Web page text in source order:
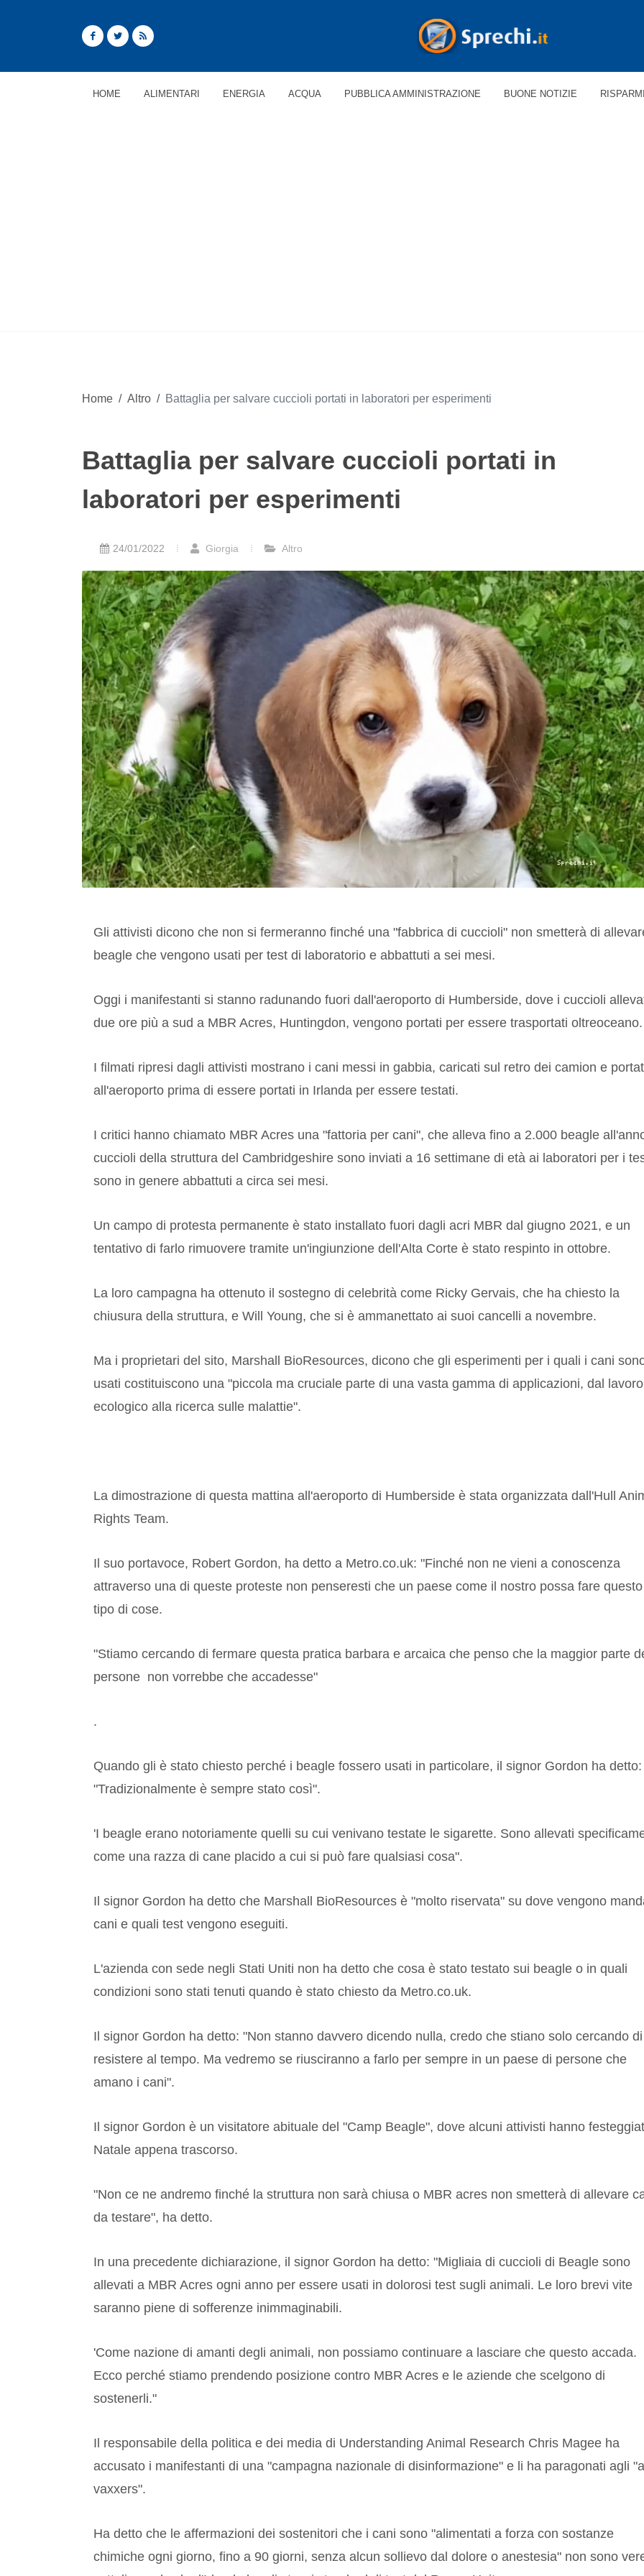
HOME ALIMENTARI ENERGIA ACQUA PUBBLICA AMMINISTRAZIONE BUONE NOTIZIE
Home / Altro / Battaglia per salvare cuccioli portati in laboratori per esperimenti
Battaglia per salvare cuccioli portati in
laboratori per esperimenti
24/01/2022 Giorgia Altro
Gli attivisti dicono che non si fermeranno finché una "fabbrica di cuccioli" non smetterà di
beagle che vengono usati per test di laboratorio e abbattuti a sei mesi.
Oggi i manifestanti si stanno radunando fuori dall'aeroporto di Humberside, dove i cuccioli
due ore più a sud a MBR Acres, Huntingdon, vengono portati per essere trasportati oltreoceano.
I filmati ripresi dagli attivisti mostrano i cani messi in gabbia, caricati sul retro dei camion e
all'aeroporto prima di essere portati in Irlanda per essere testati.
I critici hanno chiamato MBR Acres una "fattoria per cani", che alleva fino a 2.000 beagle
cuccioli della struttura del Cambridgeshire sono inviati a 16 settimane di età ai laboratori per i
sono in genere abbattuti a circa sei mesi.
Un campo di protesta permanente è stato installato fuori dagli acri MBR dal giugno 2021, e un
tentativo di farlo rimuovere tramite un'ingiunzione dell'Alta Corte è stato respinto in ottobre.
La loro campagna ha ottenuto il sostegno di celebrità come Ricky Gervais, che ha chiesto la
chiusura della struttura, e Will Young, che si è ammanettato ai suoi cancelli a novembre.
Ma i proprietari del sito, Marshall BioResources, dicono che gli esperimenti per i quali i cani
usati costituiscono una "piccola ma cruciale parte di una vasta gamma di applicazioni, dal lavoro
ecologico alla ricerca sulle malattie".
La dimostrazione di questa mattina all'aeroporto di Humberside è stata organizzata dall'Hull
Rights Team.
Il suo portavoce, Robert Gordon, ha detto a Metro.co.uk: "Finché non ne vieni a conoscenza
attraverso una di queste proteste non penseresti che un paese come il nostro possa fare questo
tipo di cose.
"Stiamo cercando di fermare questa pratica barbara e arcaica che penso che la maggior parte
persone non vorrebbe che accadesse"
.
Quando gli è stato chiesto perché i beagle fossero usati in particolare, il signor Gordon ha detto:
"Tradizionalmente è sempre stato così".
'I beagle erano notoriamente quelli su cui venivano testate le sigarette. Sono allevati
come una razza di cane placido a cui si può fare qualsiasi cosa".
Il signor Gordon ha detto che Marshall BioResources è "molto riservata" su dove vengono
cani e quali test vengono eseguiti.
L'azienda con sede negli Stati Uniti non ha detto che cosa è stato testato sui beagle o in quali
condizioni sono stati tenuti quando è stato chiesto da Metro.co.uk.
Il signor Gordon ha detto: "Non stanno davvero dicendo nulla, credo che stiano solo cercando di
resistere al tempo. Ma vedremo se riusciranno a farlo per sempre in un paese di persone che
amano i cani".
Il signor Gordon è un visitatore abituale del "Camp Beagle", dove alcuni attivisti hanno
Natale appena trascorso.
"Non ce ne andremo finché la struttura non sarà chiusa o MBR acres non smetterà di allevare
da testare", ha detto.
In una precedente dichiarazione, il signor Gordon ha detto: "Migliaia di cuccioli di Beagle sono
allevati a MBR Acres ogni anno per essere usati in dolorosi test sugli animali. Le loro brevi vite
saranno piene di sofferenze inimmaginabili.
'Come nazione di amanti degli animali, non possiamo continuare a lasciare che questo accada.
Ecco perché stiamo prendendo posizione contro MBR Acres e le aziende che scelgono di
sostenerli."
Il responsabile della politica e dei media di Understanding Animal Research Chris Magee ha
accusato i manifestanti di una "campagna nazionale di disinformazione" e li ha paragonati agli
vaxxers".
Ha detto che le affermazioni dei sostenitori che i cani sono "alimentati a forza con sostanze
chimiche ogni giorno, fino a 90 giorni, senza alcun sollievo dal dolore o anestesia" non sono